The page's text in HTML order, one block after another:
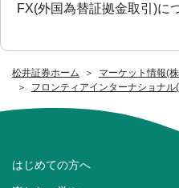
松井証券ホーム
マーケット情報(
フロンティアインターナショナル
FX(外国為替証拠金取引)に
はじめての方へ